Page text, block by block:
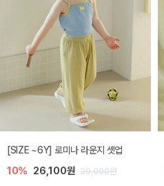
[SIZE ~6Y] 로미나 라운지 셋업
10% 26,100원 29,000원